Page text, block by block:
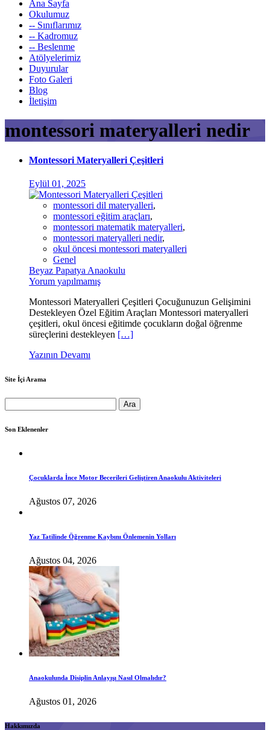
Ana Sayfa
Okulumuz
-- Sınıflarımız
-- Kadromuz
-- Beslenme
Atölyelerimiz
Duyurular
Foto Galeri
Blog
İletişim
montessori materyalleri nedir
Montessori Materyalleri Çeşitleri
Eylül 01, 2025
montessori dil materyalleri,
montessori eğitim araçları,
montessori matematik materyalleri,
montessori materyalleri nedir,
okul öncesi montessori materyalleri
Genel
Beyaz Papatya Anaokulu
Yorum yapılmamış
Montessori Materyalleri Çeşitleri Çocuğunuzun Gelişimini
Destekleyen Özel Eğitim Araçları Montessori materyalleri
çeşitleri, okul öncesi eğitimde çocukların doğal öğrenme
süreçlerini destekleyen […]
Yazının Devamı
Site İçi Arama
Son Eklenenler
Çocuklarda İnce Motor Becerileri Geliştiren Anaokulu Aktiviteleri
Ağustos 07, 2026
Yaz Tatilinde Öğrenme Kaybını Önlemenin Yolları
Ağustos 04, 2026
Anaokulunda Disiplin Anlayışı Nasıl Olmalıdır?
Ağustos 01, 2026
Hakkımızda